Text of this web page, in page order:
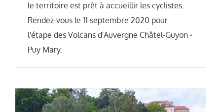
le territoire est prêt à accueillir les cyclistes.
Rendez-vous le 11 septembre 2020 pour
l'étape des Volcans d'Auvergne Châtel-Guyon -
Puy Mary.